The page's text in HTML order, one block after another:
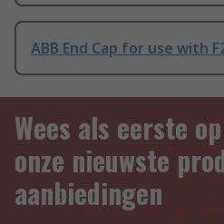
ABB End Cap for use with
Wees als eerste
onze nieuwste
aanbiedingen